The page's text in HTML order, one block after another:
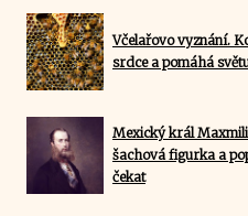
Včelařovo vyznání.
srdce a pomáhá
Mexický král
šachová figurka a
čekat